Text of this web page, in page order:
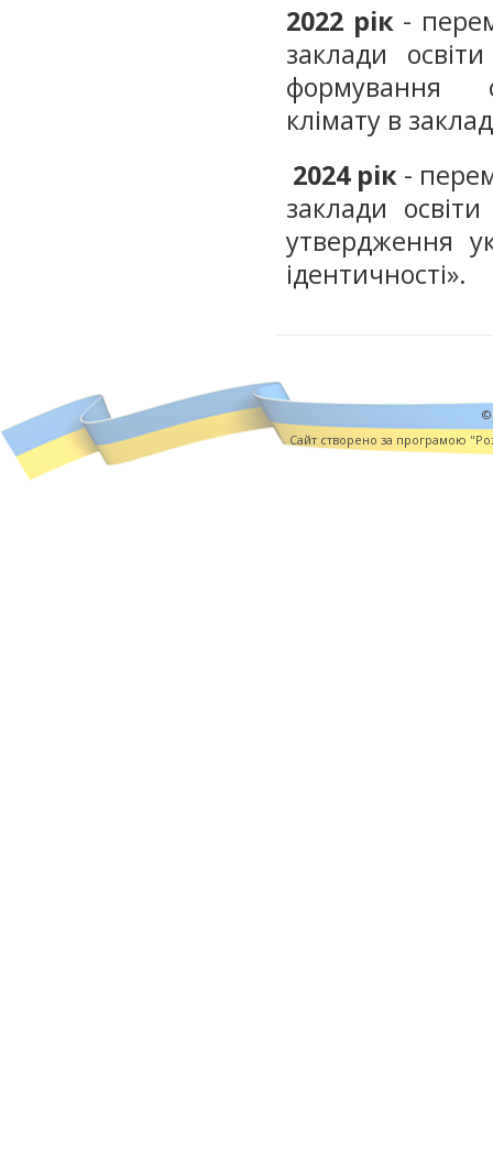
2022 рік-
заклади
формування
клімату в
2024 рік -
заклади
утвердження
ідентичності».
©
Cайт створено за програмою